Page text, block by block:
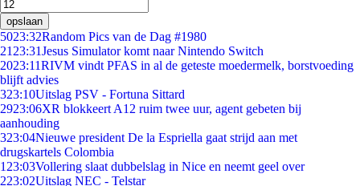
opslaan
5023:32Random Pics van de Dag #1980
21 23:31Jesus Simulator komt naar Nintendo Switch
2023:11RIVM vindt PFAS in al de geteste moedermelk, borstvoeding
blijft advies
323:10Uitslag PSV - Fortuna Sittard
2923:06XR blokkeert A12 ruim twee uur, agent gebeten bij
aanhouding
323:04Nieuwe president De la Espriella gaat strijd aan met
drugskartels Colombia
1 23:03Vollering slaat dubbelslag in Nice en neemt geel over
223:02Uitslag NEC - Telstar